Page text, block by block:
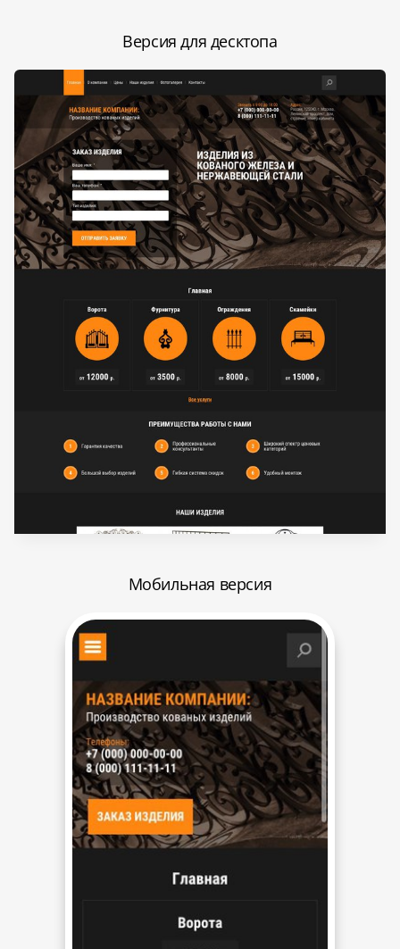
Версия для десктопа
Мобильная версия